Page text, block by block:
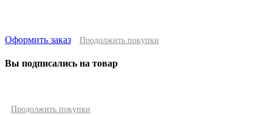
Оформить заказ Продолжить покупки
Вы подписались на товар
Продолжить покупки